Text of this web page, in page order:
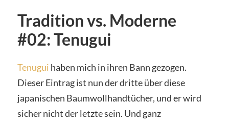
Tradition vs. Moderne
#02: Tenugui
Tenugui haben mich in ihren Bann gezogen.
Dieser Eintrag ist nun der dritte über diese
japanischen Baumwollhandtücher, und er wird
sicher nicht der letzte sein. Und ganz